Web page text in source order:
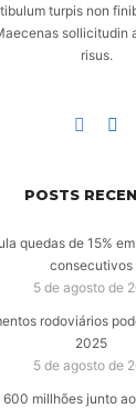
turpis non
sollicitudin
risus.
POSTS
quedas de 15%
consecutivos
5 de agosto de
rodoviários
2025
5 de agosto de
millhões junto